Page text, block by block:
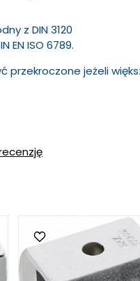
z DIN 3120
EN ISO 6789.
jeżeli